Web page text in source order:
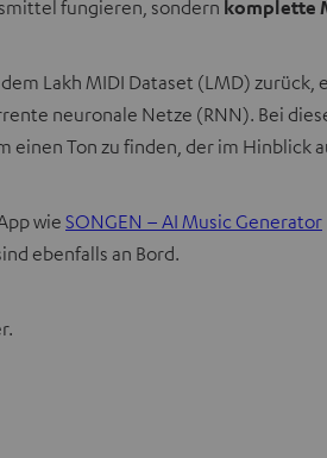
f
e
fungieren, sondern komplette
Lakh MIDI Dataset (LMD)
neuronale Netze (RNN). Bei
einen Ton zu finden, der im
wie SONGEN – AI Music Generator
ebenfalls an Bord.